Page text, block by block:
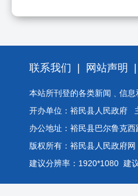
联系我们 网站声明
本站所刊登的各类新闻﹑信
开办单位：裕民县人民政府
办公地址：裕民县巴尔鲁克
版权所有：裕民县人民政府网
建议分辨率：1920*1080 建